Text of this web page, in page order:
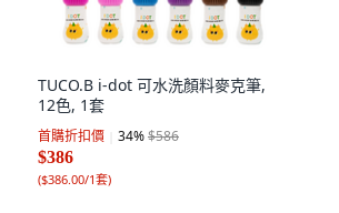
TUCO.B i-dot 可水洗顏料麥克筆,
12色, 1套
首購折扣價 34%$586
$386
($386.00/1套)